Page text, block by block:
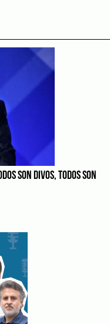
SON DIVOS, TODOS SON